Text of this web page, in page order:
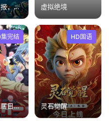
每日渔获情报，我靠赶海成为首富 虚拟绝境
完结
魔物娘的同居日常小剧场
HD国语
灵石觉醒